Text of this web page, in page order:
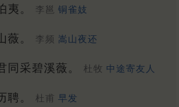
夷。 李邕 铜雀妓
薇。 李频 嵩山夜还
同采碧溪薇。 杜牧 中途寄友人
聘。 杜甫 早发